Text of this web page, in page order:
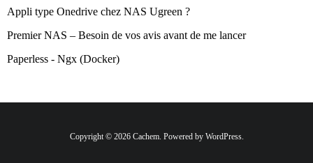
Appli type Onedrive chez NAS Ugreen ?
Premier NAS – Besoin de vos avis avant de me lancer
Paperless - Ngx (Docker)
Copyright © 2026 Cachem. Powered by WordPress.